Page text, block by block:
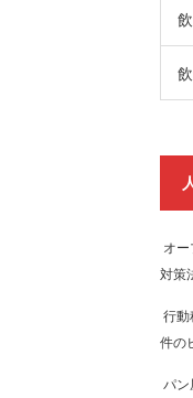
オ
対策
行動
件の
パン